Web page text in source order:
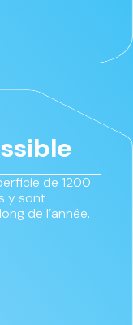
de 1200
y sont
de l’année.